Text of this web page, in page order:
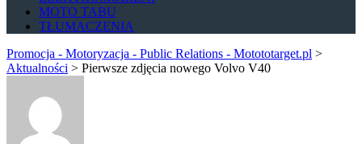
MOTO TABU
TŁUMACZENIA
Promocja - Motoryzacja - Public Relations - Motototarget.pl >
Aktualności > Pierwsze zdjęcia nowego Volvo V40